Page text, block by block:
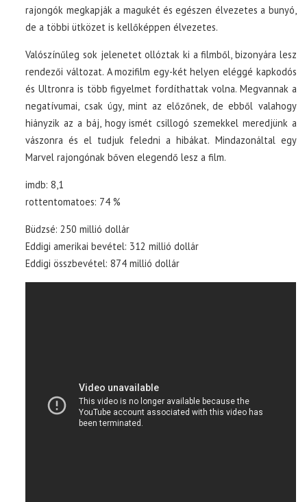
rajongók megkapják a magukét és egészen élvezetes a bunyó,
de a többi ütközet is kellőképpen élvezetes.
Valószínűleg sok jelenetet ollóztak ki a filmből, bizonyára lesz
rendezői változat. A mozifilm egy-két helyen eléggé kapkodós
és Ultronra is több figyelmet fordíthattak volna. Megvannak a
negatívumai, csak úgy, mint az előzőnek, de ebből valahogy
hiányzik az a báj, hogy ismét csillogó szemekkel meredjünk a
vászonra és el tudjuk feledni a hibákat. Mindazonáltal egy
Marvel rajongónak bőven elegendő lesz a film.
imdb: 8,1
rottentomatoes: 74 %
Büdzsé: 250 millió dollár
Eddigi amerikai bevétel: 312 millió dollár
Eddigi összbevétel: 874 millió dollár